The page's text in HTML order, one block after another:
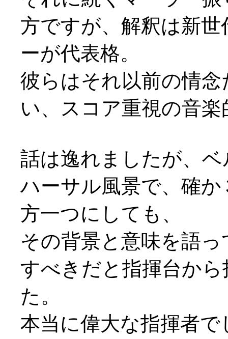
方ですが、解釈は新
ーが代表格。
彼らはそれ以前の情
い、スコア重視の音
話は逸れましたが、
ハーサル風景で、確
方一つにしても、
その背景と意味を語
すべきだと指揮台か
た。
本当に偉大な指揮者